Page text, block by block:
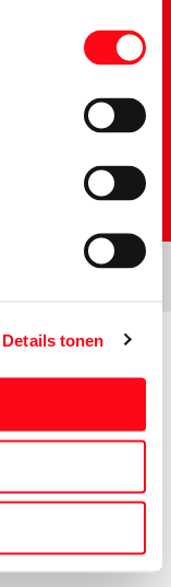
Details tonen
op deze